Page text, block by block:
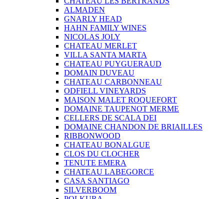
ALMADEN
GNARLY HEAD
HAHN FAMILY WINES
NICOLAS JOLY
CHATEAU MERLET
VILLA SANTA MARTA
CHATEAU PUYGUERAUD
DOMAIN DUVEAU
CHATEAU CARBONNEAU
ODFIELL VINEYARDS
MAISON MALET ROQUEFORT
DOMAINE TAUPENOT MERME
CELLERS DE SCALA DEI
DOMAINE CHANDON DE BRIAILLES
RIBBONWOOD
CHATEAU BONALGUE
CLOS DU CLOCHER
TENUTE EMERA
CHATEAU LABEGORCE
CASA SANTIAGO
SILVERBOOM